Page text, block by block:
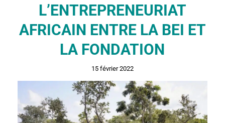
L’ENTREPRENEURIAT
AFRICAIN ENTRE LA BEI ET
LA FONDATION
15 février 2022